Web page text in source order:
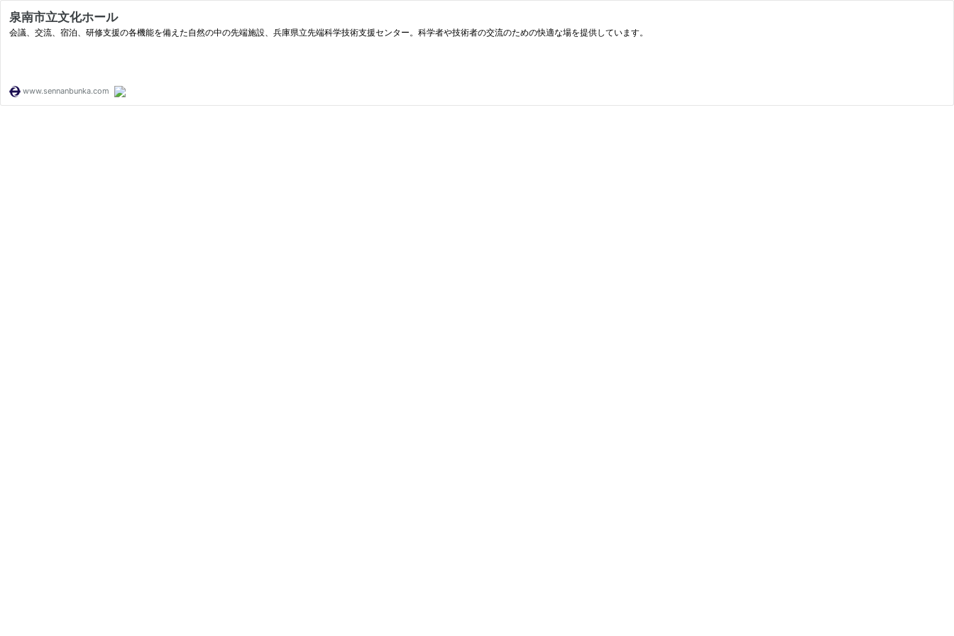
泉南市立文化ホール
会議、交流、宿泊、研修支援の各機能を備えた自然の中の先端施設、兵庫県立先端科学技術支援センター。科学者や技術者の交流のための快適な場を提供しています。
www.sennanbunka.com